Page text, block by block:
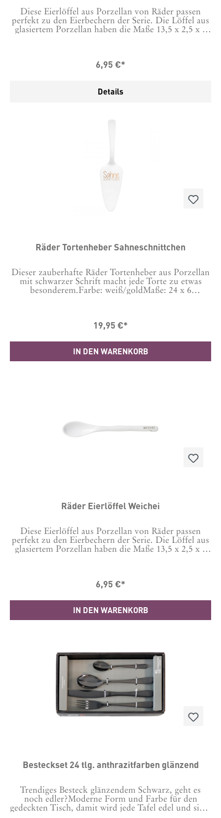
Diese Eierlöffel aus Porzellan von Räder passen
perfekt zu den Eierbechern der Serie. Die Löffel aus
glasiertem Porzellan haben die Maße 13,5 x 2,5 x 1
6,95 €*
Details
Räder Tortenheber Sahneschnittchen
Dieser zauberhafte Räder Tortenheber aus Porzellan
mit schwarzer Schrift macht jede Torte zu etwas
besonderem.Farbe: weiß/goldMaße: 24 x 6
19,95 €*
IN DEN WARENKORB
Räder Eierlöffel Weichei
Diese Eierlöffel aus Porzellan von Räder passen
perfekt zu den Eierbechern der Serie. Die Löffel aus
glasiertem Porzellan haben die Maße 13,5 x 2,5 x 1
6,95 €*
IN DEN WARENKORB
Besteckset 24 tlg. anthrazitfarben glänzend
Trendiges Besteck glänzendem Schwarz, geht es
noch edler?Moderne Form und Farbe für den
gedeckten Tisch, damit wird jede Tafel edel und sieht